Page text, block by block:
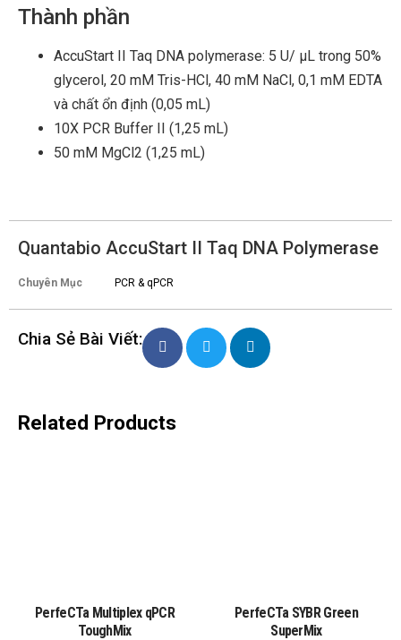
Thành phần
AccuStart II Taq DNA polymerase: 5 U/ μL trong 50%
glycerol, 20 mM Tris-HCl, 40 mM NaCl, 0,1 mM EDTA
và chất ổn định (0,05 mL)
10X PCR Buffer II (1,25 mL)
50 mM MgCl2 (1,25 mL)
Quantabio AccuStart II Taq DNA Polymerase
Chuyên Mục PCR & qPCR
Chia Sẻ Bài Viết:
Related Products
PerfeCTa Multiplex qPCR
ToughMix
PerfeCTa SYBR Green
SuperMix